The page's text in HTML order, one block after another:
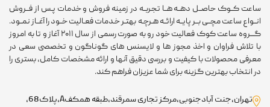
ساعت کــوک حاصــل دهــه هــا تجربــه در زمینه فروش و خدمات پـس از فــروش
انــواع ساعت مچــی بــر پایــه ارائــه هـرچـه بهتـر خـدمات فعـالیت خــود را آغــاز نمــود.
گـــروه ساعت کوک فعالیت خود رو به صورت رسمی از سال ۲۰۱۱ آغاز و تا به امروز
با تلاش فراوان و اخذ مجوز ها و لایسنس های گوناگون و تخصصی سعی در
معرفی محصولات با کیفیت و بررسی دقیق آنها و ارائه مشخصات کامل، بستری را
در انتخاب بهترین گزینه برای شما عزیزان فراهم کند.
تهران،جنت آبادجنوبی،مرکز تجاری سمرقند،طبقه همکفA،پلاک68،